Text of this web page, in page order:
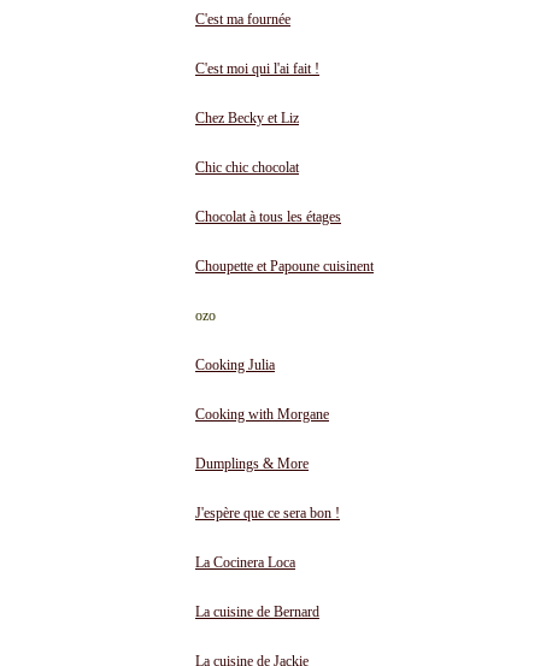
C'est ma fournée
C'est moi qui l'ai fait !
Chez Becky et Liz
Chic chic chocolat
Chocolat à tous les étages
Choupette et Papoune cuisinent
ozo
Cooking Julia
Cooking with Morgane
Dumplings & More
J'espère que ce sera bon !
La Cocinera Loca
La cuisine de Bernard
La cuisine de Jackie